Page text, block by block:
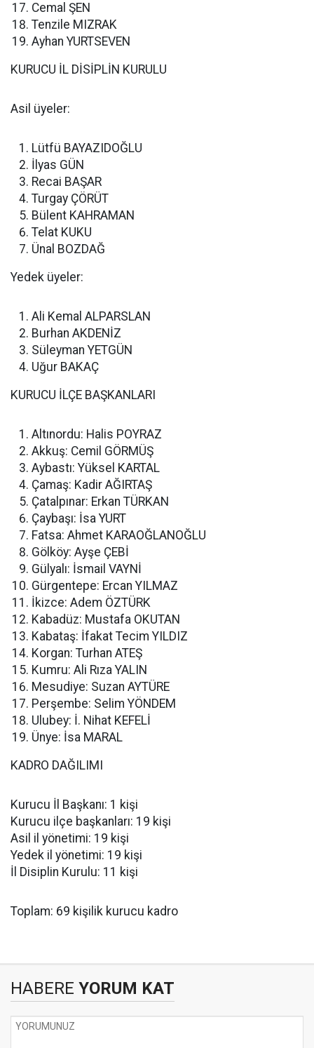
Cemal ŞEN
Tenzile MIZRAK
Ayhan YURTSEVEN
KURUCU İL DİSİPLİN KURULU
Asil üyeler:
Lütfü BAYAZIDOĞLU
İlyas GÜN
Recai BAŞAR
Turgay ÇÖRÜT
Bülent KAHRAMAN
Telat KUKU
Ünal BOZDAĞ
Yedek üyeler:
Ali Kemal ALPARSLAN
Burhan AKDENİZ
Süleyman YETGÜN
Uğur BAKAÇ
KURUCU İLÇE BAŞKANLARI
Altınordu: Halis POYRAZ
Akkuş: Cemil GÖRMÜŞ
Aybastı: Yüksel KARTAL
Çamaş: Kadir AĞIRTAŞ
Çatalpınar: Erkan TÜRKAN
Çaybaşı: İsa YURT
Fatsa: Ahmet KARAOĞLANOĞLU
Gölköy: Ayşe ÇEBİ
Gülyalı: İsmail VAYNİ
Gürgentepe: Ercan YILMAZ
İkizce: Adem ÖZTÜRK
Kabadüz: Mustafa OKUTAN
Kabataş: İfakat Tecim YILDIZ
Korgan: Turhan ATEŞ
Kumru: Ali Rıza YALIN
Mesudiye: Suzan AYTÜRE
Perşembe: Selim YÖNDEM
Ulubey: İ. Nihat KEFELİ
Ünye: İsa MARAL
KADRO DAĞILIMI
Kurucu İl Başkanı: 1 kişi
Kurucu ilçe başkanları: 19 kişi
Asil il yönetimi: 19 kişi
Yedek il yönetimi: 19 kişi
İl Disiplin Kurulu: 11 kişi
Toplam: 69 kişilik kurucu kadro
HABERE YORUM KAT